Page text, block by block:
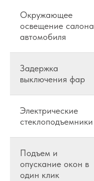
Окружающее
освещение салона
автомобиля
Задержка
выключения фар
Электрические
стеклоподъемники
Подъем и
опускание окон в
один клик